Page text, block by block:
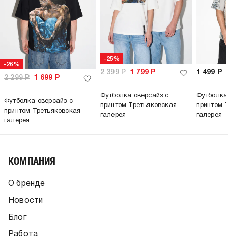
-26%
2 299Р 1 699 Р
Футболка оверсайз с
принтом Третьяковская
галерея
-25%
2 399Р 1 799 Р
Футболка оверсайз с
принтом Третьяковская
галерея
1 499 Р
принтом
галерея
КОМПАНИЯ
О бренде
Новости
Блог
Работа